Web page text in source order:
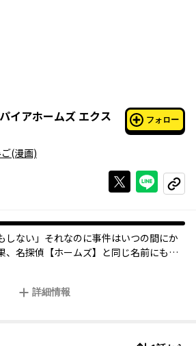
イアホームズ エクス
フォロー
(漫画)
Xで投稿する
ライン
コピー
しない」それなのに事件はいつの間にか
名探偵【ホームズ】と同じ名前にも恥
であった過去のストーリーがコミックク
詳細情報